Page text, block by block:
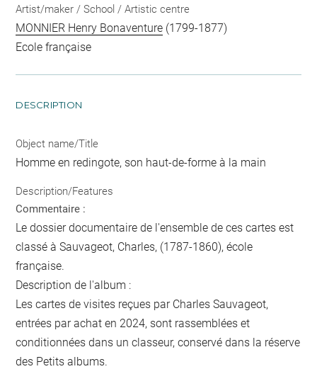
Artist/maker / School / Artistic centre
MONNIER Henry Bonaventure (1799-1877)
Ecole française
DESCRIPTION
Object name/Title
Homme en redingote, son haut-de-forme à la main
Description/Features
Commentaire :
Le dossier documentaire de l'ensemble de ces cartes est
classé à Sauvageot, Charles, (1787-1860), école
française.
Description de l'album :
Les cartes de visites reçues par Charles Sauvageot,
entrées par achat en 2024, sont rassemblées et
conditionnées dans un classeur, conservé dans la réserve
des Petits albums.